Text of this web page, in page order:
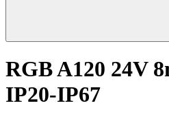
RGB A120 24V
IP20-IP67